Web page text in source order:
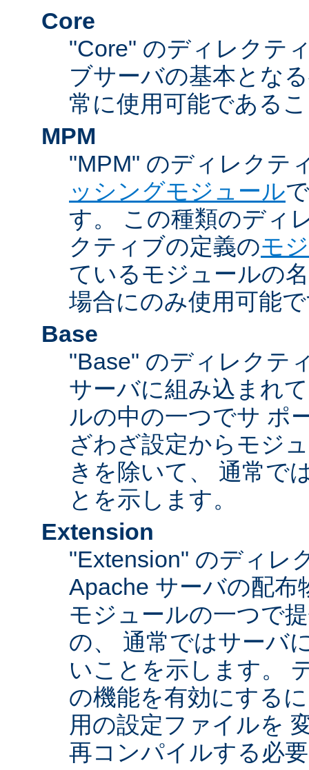
Core
"Core" のディレクテ
ブサーバの基本とな
常に使用可能である
MPM
"MPM" のディレクテ
ッシングモジュール
す。 この種類のディ
クティブの定義のモ
ているモジュールの
場合にのみ使用可能
Base
"Base" のディレクテ
サーバに組み込まれ
ルの中の一つでサ ポ
ざわざ設定からモジ
きを除いて、 通常で
とを示します。
Extension
"Extension" のディレ
Apache サーバの配布
モジュールの一つで
の、 通常ではサーバ
いことを示します。
の機能を有効にする
用の設定ファイルを
再コンパイルする必